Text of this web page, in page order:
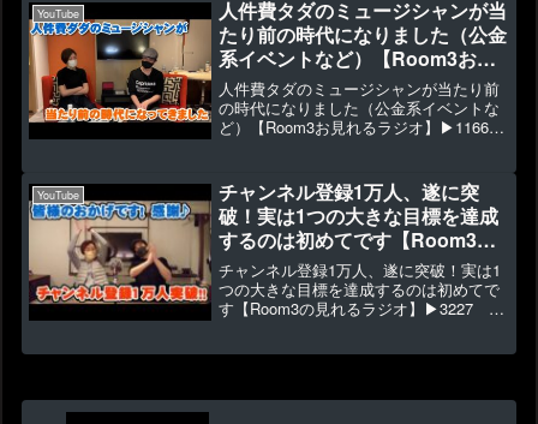
が、結果的...
YouTube
人件費タダのミュージシャンが当
たり前の時代になりました（公金
系イベントなど）【Room3お見
れるラジオ】
人件費タダのミュージシャンが当たり前
の時代になりました（公金系イベントな
ど）【Room3お見れるラジオ】▶1166
ますね～◆5/13(土)大阪LIVEのDVD予約
は...
YouTube
チャンネル登録1万人、遂に突
破！実は1つの大きな目標を達成
するのは初めてです【Room3の
見れるラジオ】
チャンネル登録1万人、遂に突破！実は1
つの大きな目標を達成するのは初めてで
す【Room3の見れるラジオ】▶3227 👍